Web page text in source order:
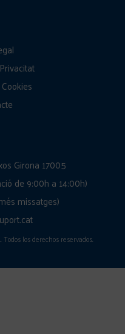
Girona 17005
de 9:00h a 14:00h)
missatges)
los derechos reservados.